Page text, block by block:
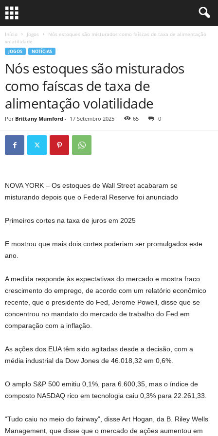
Início Jogos
Nós estoques são misturados como faíscas de taxa de alimentação
volatilidade
JOGOS NOTÍCIAS
Nós estoques são misturados
como faíscas de taxa de
alimentação volatilidade
Por Brittany Mumford - 17 Setembro 2025 65 0
NOVA YORK – Os estoques de Wall Street acabaram se
misturando depois que o Federal Reserve foi anunciado
Primeiros cortes na taxa de juros em 2025
E mostrou que mais dois cortes poderiam ser promulgados este
ano.
A medida responde às expectativas do mercado e mostra fraco
crescimento do emprego, de acordo com um relatório econômico
recente, que o presidente do Fed, Jerome Powell, disse que se
concentrou no mandato do mercado de trabalho do Fed em
comparação com a inflação.
As ações dos EUA têm sido agitadas desde a decisão, com a
média industrial da Dow Jones de 46.018,32 em 0,6%.
O amplo S&P 500 emitiu 0,1%, para 6.600,35, mas o índice de
composto NASDAQ rico em tecnologia caiu 0,3% para 22.261,33.
“Tudo caiu no meio do fairway”, disse Art Hogan, da B. Riley Wells
Management, que disse que o mercado de ações aumentou em